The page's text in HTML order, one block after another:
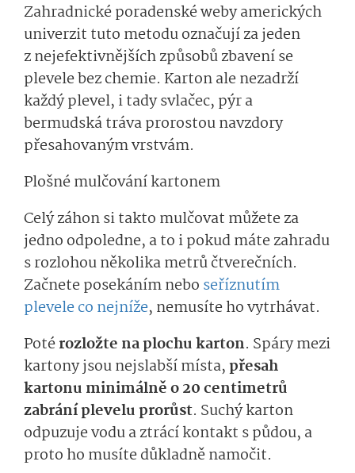
Zahradnické poradenské weby amerických
univerzit tuto metodu označují za jeden
z nejefektivnějších způsobů zbavení se
plevele bez chemie. Karton ale nezadrží
každý plevel, i tady svlačec, pýr a
bermudská tráva prorostou navzdory
přesahovaným vrstvám.
Plošné mulčování kartonem
Celý záhon si takto mulčovat můžete za
jedno odpoledne, a to i pokud máte zahradu
s rozlohou několika metrů čtverečních.
Začnete posekáním nebo seříznutím
plevele co nejníže, nemusíte ho vytrhávat.
Potérozložte na plochu karton. Spáry mezi
kartony jsou nejslabší místa,přesah
kartonu minimálně o 20 centimetrů
zabrání plevelu prorůst. Suchý karton
odpuzuje vodu a ztrácí kontakt s půdou, a
proto ho musíte důkladně namočit.